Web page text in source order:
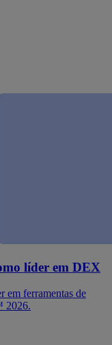
líder em DEX
em ferramentas de
2026.